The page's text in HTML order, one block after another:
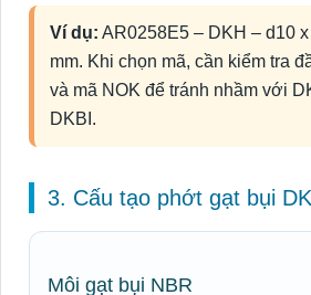
Ví dụ: AR0258E5 – DKH – d10
mm. Khi chọn mã, cần kiểm tra
và mã NOK để tránh nhầm với
DKBI.
3. Cấu tạo phớt gạt bụi
Môi gạt bụi NBR